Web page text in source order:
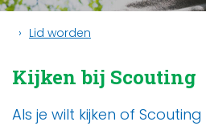
Lid worden
Kijken bij Scouting
Als je wilt kijken of